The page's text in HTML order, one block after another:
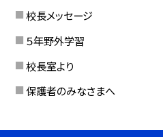
校長メッセージ
５年野外学習
校長室より
保護者のみなさまへ